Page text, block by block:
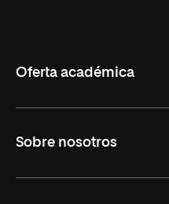
Oferta académica
Másteres Oficiales
Másteres Propios
Sobre nosotros